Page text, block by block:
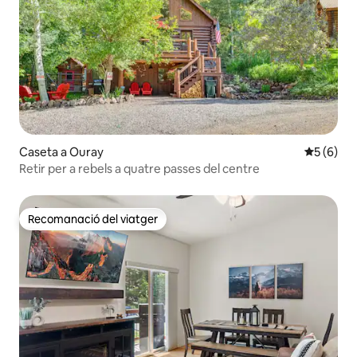
Caseta a Ouray 5 de
5 (6)
Retir per a rebels a quatre passes del centre
Recomanació del viatger
Recomanació del viatger